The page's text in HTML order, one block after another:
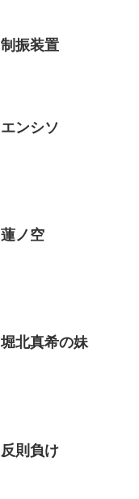
制振装置
エンシソ
蓮ノ空
堀北真希の妹
反則負け